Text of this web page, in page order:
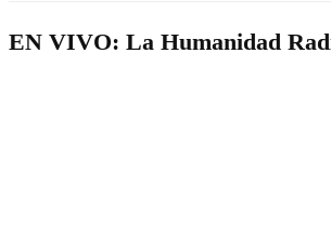
EN VIVO: La Humanidad